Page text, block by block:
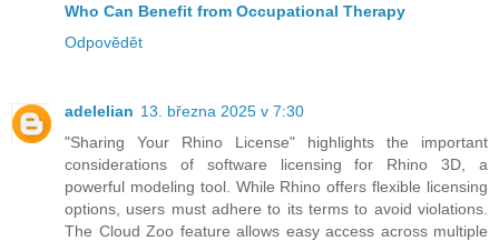
Who Can Benefit from Occupational Therapy
Odpovědět
adelelian 13. března 2025 v 7:30
"Sharing Your Rhino License" highlights the important
considerations of software licensing for Rhino 3D, a
powerful modeling tool. While Rhino offers flexible licensing
options, users must adhere to its terms to avoid violations.
The Cloud Zoo feature allows easy access across multiple